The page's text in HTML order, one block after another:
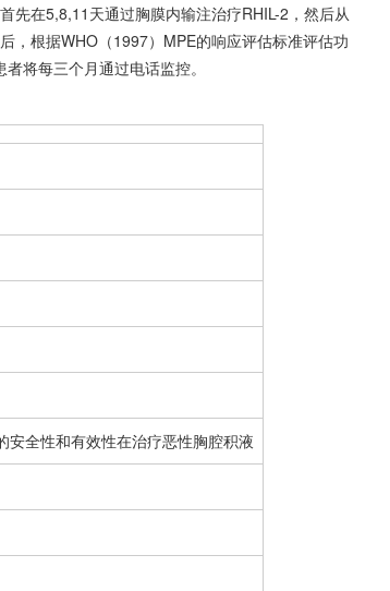
先在5,8,11天通过胸膜内输注治疗RHIL-2，然后从
，根据WHO（1997）MPE的响应评估标准评估功
将每三个月通过电话监控。
全性和有效性在治疗恶性胸腔积液